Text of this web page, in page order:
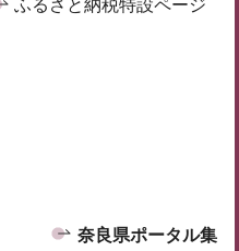
ふるさと納税特設ページ
奈良県ポータル集